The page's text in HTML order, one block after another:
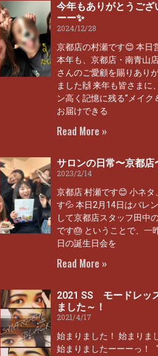
今年もありがとうござ
ーー✨
2024/12/28
京都店の村瀬です😊 本日
本年も、京都店・南青山
さんのご愛顧を賜りあり
ました🙌 来年も皆さまに
ン高く記憶に残る”メイク
お届けできる
Read More »
サロンの日常〜京都店
2023/2/14
京都店 村瀬です😊 小ネタ
す💦 本日2月14日はバレ
して京都店スタッフ田中
です🎂 ということで、一
日の誕生日会を
Read More »
2021 SS モードレッ
ました～！
2021/4/17
始まりました！ 始まりま
始まりましたーーーっ！